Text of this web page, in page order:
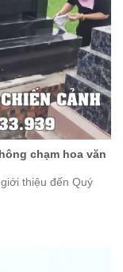
chạm hoa văn
thiệu đến Quý